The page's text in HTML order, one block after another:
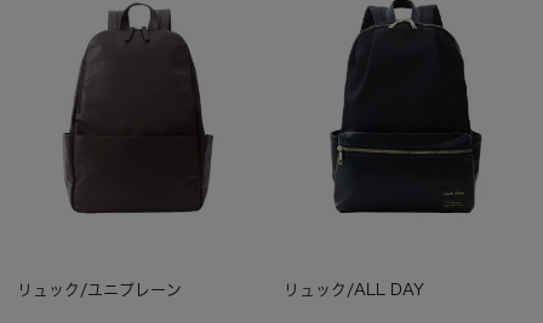
リュック/ユニプレーン リュック/ALL DAY